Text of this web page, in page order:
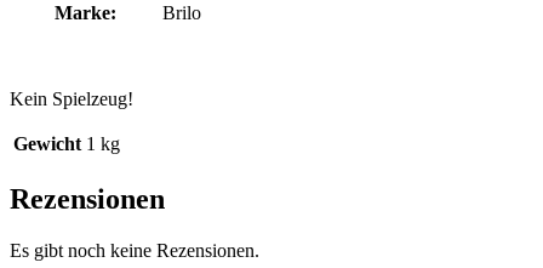
Marke:
Brilo
Kein Spielzeug!
Gewicht 1 kg
Rezensionen
Es gibt noch keine Rezensionen.